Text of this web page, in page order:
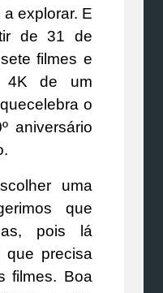
explorar. E
de 31 de
filmes e
4K de um
o
aniversário
uma
que
pois lá
que precisa
filmes. Boa